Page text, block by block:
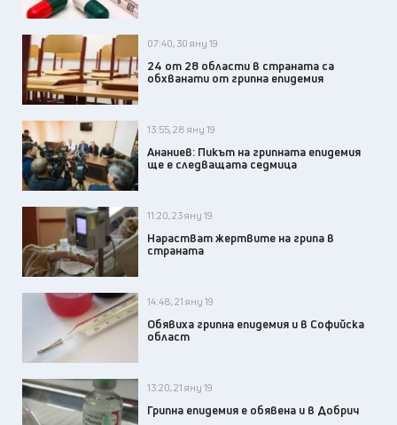
07:40, 30 яну 19
24 от 28 области в страната са
обхванати от грипна епидемия
13:55, 28 яну 19
Ананиев: Пикът на грипната епидемия
ще е следващата седмица
11:20, 23 яну 19
Нарастват жертвите на грипа в
страната
14:48, 21 яну 19
Обявиха грипна епидемия и в Софийска
област
13:20, 21 яну 19
Грипна епидемия е обявена и в Добрич